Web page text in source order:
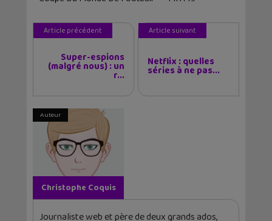
Article précédent
Super-espions
(malgré nous) : un
r...
Article suivant
Netflix : quelles
séries à ne pas...
Auteur
Christophe Coquis
Journaliste web et père de deux grands ados,